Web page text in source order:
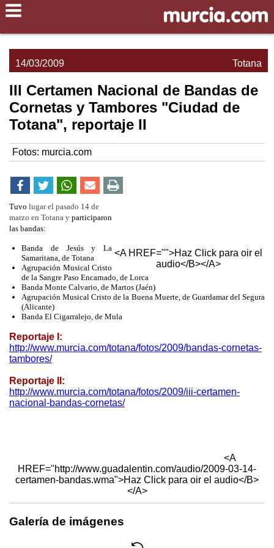
Totana
14/03/2009
III Certamen Nacional de Bandas de
Cornetas y Tambores "Ciudad de
Totana", reportaje II
Fotos: murcia.com
<A HREF="">Haz Click para oir el
audio</B></A>
Tuvo lugar el pasado 14 de
marzo en Totana y participaron
las bandas:
Banda de Jesús y La
Samaritana, de Totana
Agrupación Musical Cristo
de la Sangre Paso Encarnado, de Lorca
Banda Monte Calvario, de Martos (Jaén)
Agrupación Musical Cristo de la Buena Muerte, de Guardamar del Segura
(Alicante)
Banda El Cigarralejo, de Mula
Reportaje I:
http://www.murcia.com/totana/fotos/2009/bandas-cornetas-
tambores/
Reportaje II:
http://www.murcia.com/totana/fotos/2009/iii-certamen-
nacional-bandas-cornetas/
<A
HREF="http://www.guadalentin.com/audio/2009-03-14-
certamen-bandas.wma">Haz Click para oir el audio</B>
</A>
Galería de imágenes